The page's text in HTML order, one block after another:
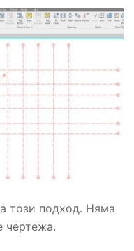
този подход. Няма
чертежа.